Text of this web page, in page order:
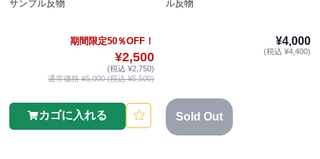
サンブル反物
期間限定50％OFF！
¥2,500
(税込 ¥2,750)
通常価格 ¥5,000 (税込 ¥5,500)
カゴに入れる
ル反物
¥4,000
(税込 ¥4,400)
Sold Out